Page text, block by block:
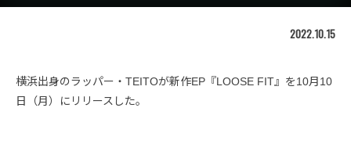
2022.10.15
横浜出身のラッパー・TEITOが新作EP『LOOSE FIT』を10月10
日（月）にリリースした。